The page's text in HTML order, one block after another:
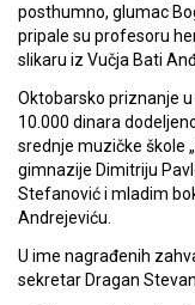
posthumno, glumac
pripale su profesoru
slikaru iz Vučja Bati
Oktobarsko priznanje
10.000 dinara
srednje muzičke škole
gimnazije Dimitriju
Stefanović i mladim
Andrejeviću.
U ime nagrađenih
sekretar Dragan